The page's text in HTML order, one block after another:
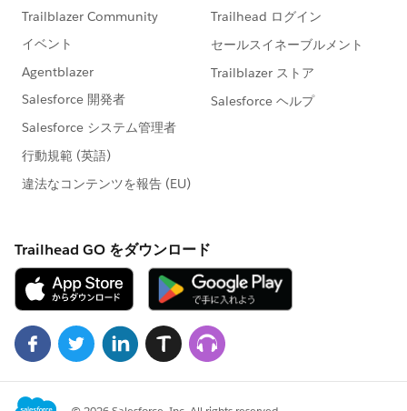
https://www.salesforce.com/jp/company/progra
「アドバイス」となります。正式な回答が必要な場
合はケース起票をお願いします。